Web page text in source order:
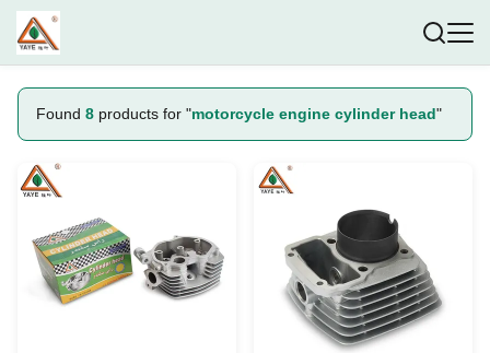
Found 8 products for "motorcycle engine cylinder head"